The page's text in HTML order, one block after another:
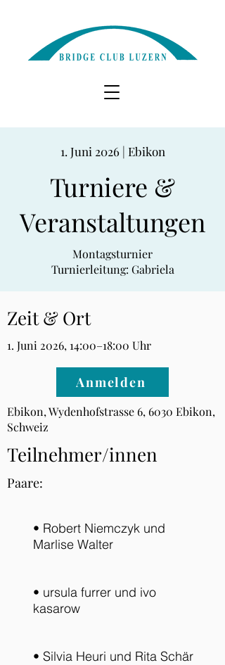
1. Juni 2026 | Ebikon
Turniere &
Veranstaltungen
Montagsturnier
Turnierleitung: Gabriela
Zeit & Ort
1. Juni 2026, 14:00–18:00 Uhr
Anmelden
Ebikon, Wydenhofstrasse 6, 6030 Ebikon,
Schweiz
Teilnehmer/innen
Paare:
• Robert Niemczyk und
Marlise Walter
• ursula furrer und ivo
kasarow
• Silvia Heuri und Rita Schär